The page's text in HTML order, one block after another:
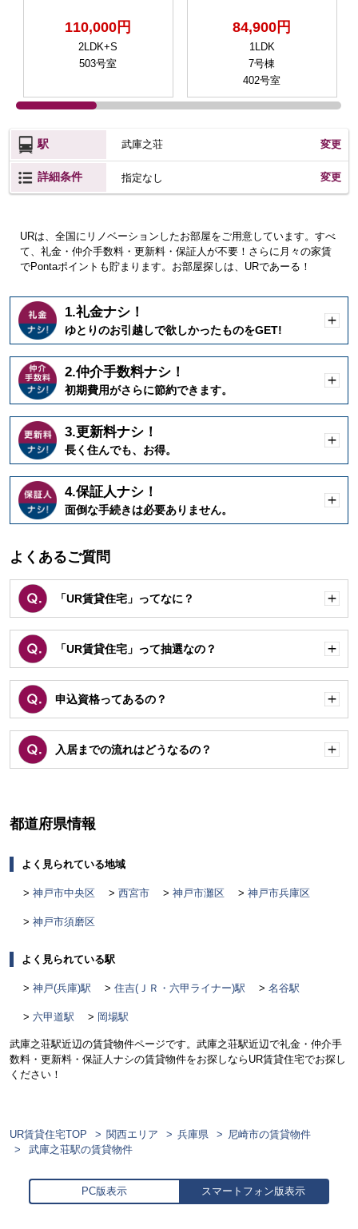
110,000円
2LDK+S
503号室
84,900円
1LDK
7号棟
402号室
駅 武庫之荘 変更
詳細条件 指定なし 変更
URは、全国にリノベーションしたお部屋をご用意しています。すべ
て、礼金・仲介手数料・更新料・保証人が不要！さらに月々の家賃
でPontaポイントも貯まります。お部屋探しは、URであーる！
1.礼金ナシ！
ゆとりのお引越しで欲しかったものをGET!
く
2.仲介手数料ナシ！
初期費用がさらに節約できます。
く
3.更新料ナシ！
長く住んでも、お得。
く
4.保証人ナシ！
面倒な手続きは必要ありません。
く
よくあるご質問
「UR賃貸住宅」ってなに？
く
「UR賃貸住宅」って抽選なの？
く
申込資格ってあるの？
く
入居までの流れはどうなるの？
く
都道府県情報
よく見られている地域
神戸市中央区 西宮市 神戸市灘区 神戸市兵庫区
神戸市須磨区
よく見られている駅
神戸(兵庫)駅 住吉(ＪＲ・六甲ライナー)駅 名谷駅
六甲道駅 岡場駅
武庫之荘駅近辺の賃貸物件ページです。武庫之荘駅近辺で礼金・仲介手
数料・更新料・保証人ナシの賃貸物件をお探しならUR賃貸住宅でお探し
ください！
UR賃貸住宅TOP 関西エリア 兵庫県
尼崎市の賃貸物件
武庫之荘駅の賃貸物件
PC版表示 スマートフォン版表示